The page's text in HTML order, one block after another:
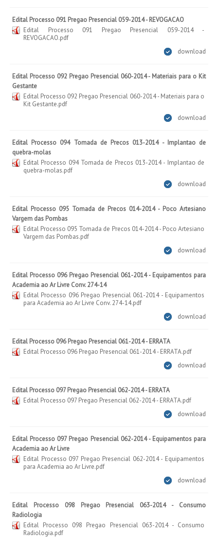
Edital Processo 091 Pregao Presencial 059-2014 - REVOGACAO
Edital Processo 091 Pregao Presencial 059-2014 -
REVOGACAO.pdf
download
Edital Processo 092 Pregao Presencial 060-2014 - Materiais para o Kit
Gestante
Edital Processo 092 Pregao Presencial 060-2014 - Materiais para o
Kit Gestante.pdf
download
Edital Processo 094 Tomada de Precos 013-2014 - Implantao de
quebra-molas
Edital Processo 094 Tomada de Precos 013-2014 - Implantao de
quebra-molas.pdf
download
Edital Processo 095 Tomada de Precos 014-2014 - Poco Artesiano
Vargem das Pombas
Edital Processo 095 Tomada de Precos 014-2014 - Poco Artesiano
Vargem das Pombas.pdf
download
Edital Processo 096 Pregao Presencial 061-2014 - Equipamentos para
Academia ao Ar Livre Conv. 274-14
Edital Processo 096 Pregao Presencial 061-2014 - Equipamentos
para Academia ao Ar Livre Conv. 274-14.pdf
download
Edital Processo 096 Pregao Presencial 061-2014 - ERRATA
Edital Processo 096 Pregao Presencial 061-2014 - ERRATA.pdf
download
Edital Processo 097 Pregao Presencial 062-2014 - ERRATA
Edital Processo 097 Pregao Presencial 062-2014 - ERRATA.pdf
download
Edital Processo 097 Pregao Presencial 062-2014 - Equipamentos para
Academia ao Ar Livre
Edital Processo 097 Pregao Presencial 062-2014 - Equipamentos
para Academia ao Ar Livre.pdf
download
Edital Processo 098 Pregao Presencial 063-2014 - Consumo
Radiologia
Edital Processo 098 Pregao Presencial 063-2014 - Consumo
Radiologia.pdf